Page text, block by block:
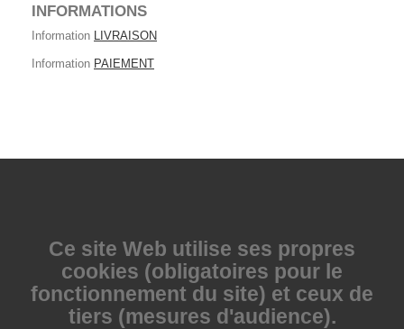
INFORMATIONS
Information LIVRAISON
Information PAIEMENT
Ce site Web utilise ses propres
cookies (obligatoires pour le
fonctionnement du site) et ceux de
tiers (mesures d'audience).